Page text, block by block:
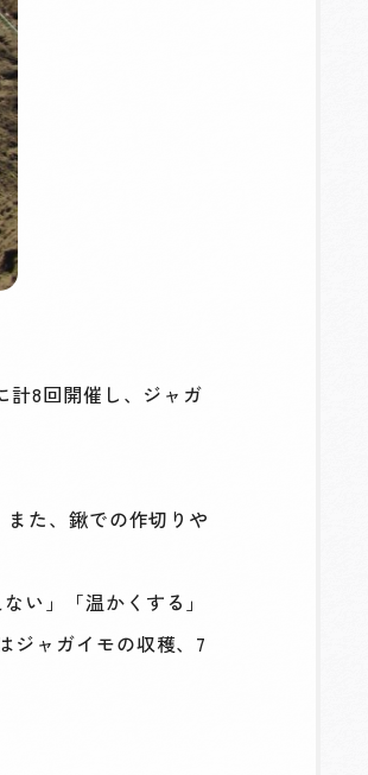
計8回開催し、ジャガ
た、鍬での作切りや
い」「温かくする」
ジャガイモの収穫、7